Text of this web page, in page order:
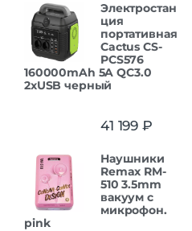
Электростан
ция
портативная
Cactus CS-
PCS576
160000mAh 5A QC3.0
2xUSB черный
41 199 ₽
Наушники
Remax RM-
510 3.5mm
вакуум с
микрофон.
pink